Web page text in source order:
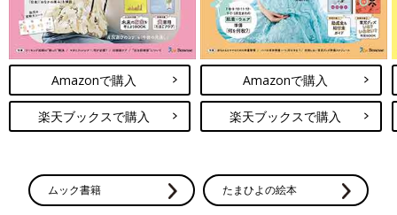
※この記事は「たまひよONLINE」で過去に公開されたもので
す。
Amazonで購入
楽天ブックスで購入
Amazonで購入
楽天ブックスで購入
ムック書籍 たまひよの絵本